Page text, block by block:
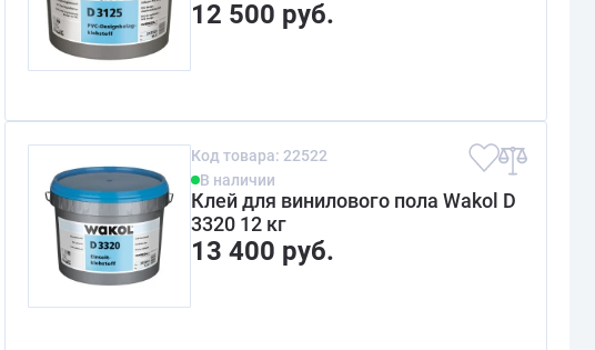
12 500 руб.
Код товара: 22522
В наличии
Клей для винилового пола Wakol D
3320 12 кг
13 400 руб.